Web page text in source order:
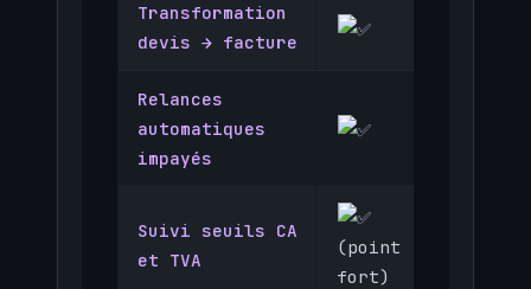
Transformation
devis → facture
Relances
automatiques
impayés
Suivi seuils CA
et TVA
(point
fort)